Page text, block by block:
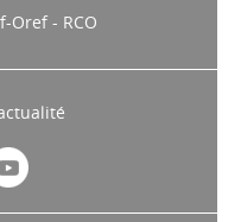
Oref - RCO